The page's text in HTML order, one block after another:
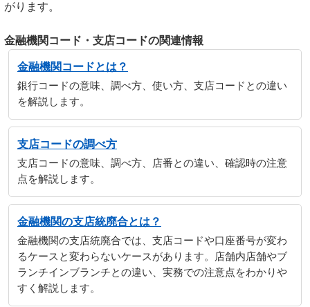
がります。
金融機関コード・支店コードの関連情報
金融機関コードとは？
銀行コードの意味、調べ方、使い方、支店コードとの違い
を解説します。
支店コードの調べ方
支店コードの意味、調べ方、店番との違い、確認時の注意
点を解説します。
金融機関の支店統廃合とは？
金融機関の支店統廃合では、支店コードや口座番号が変わ
るケースと変わらないケースがあります。店舗内店舗やブ
ランチインブランチとの違い、実務での注意点をわかりや
すく解説します。